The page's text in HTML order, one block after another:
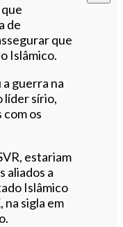
de
que
Islâmico.
a guerra na
líder sírio,
com os
estariam
aliados a
Islâmico
na sigla em